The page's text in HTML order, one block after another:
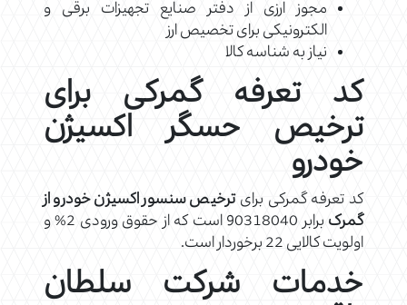
مجوز ارزی از دفتر صنایع تجهیزات برقی و
الکترونیکی برای تخصیص ارز
نیاز به شناسه کالا
کد تعرفه گمرکی برای
ترخیص حسگر اکسیژن
خودرو
کد تعرفه گمرکی برایترخیص سنسور اکسیژن خودرو از
گمرک
برابر 90318040 است که از حقوق ورودی 2% و
اولویت کالایی 22 برخوردار است.
خدمات شرکت سلطان